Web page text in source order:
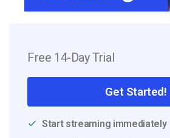
Free 14-Day Trial
Get Started!
Start streaming immediately